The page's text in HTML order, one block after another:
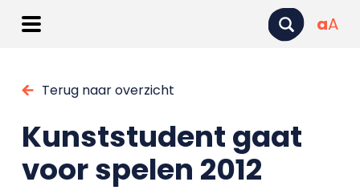
aA
Terug naar overzicht
Kunststudent gaat
voor spelen 2012